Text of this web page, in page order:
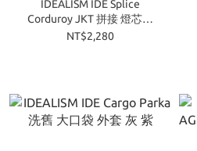
IDEALISM IDE Splice
Corduroy JKT 拼接 燈芯絨
夾克 外套 深灰 藍黑 粉
NT$2,280